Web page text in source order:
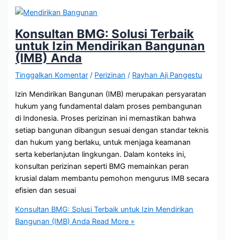
Konsultan BMG: Solusi Terbaik
untuk Izin Mendirikan Bangunan
(IMB) Anda
Tinggalkan Komentar / Perizinan / Rayhan Aji Pangestu
Izin Mendirikan Bangunan (IMB) merupakan persyaratan
hukum yang fundamental dalam proses pembangunan
di Indonesia. Proses perizinan ini memastikan bahwa
setiap bangunan dibangun sesuai dengan standar teknis
dan hukum yang berlaku, untuk menjaga keamanan
serta keberlanjutan lingkungan. Dalam konteks ini,
konsultan perizinan seperti BMG memainkan peran
krusial dalam membantu pemohon mengurus IMB secara
efisien dan sesuai
Konsultan BMG: Solusi Terbaik untuk Izin Mendirikan
Bangunan (IMB) Anda Read More »